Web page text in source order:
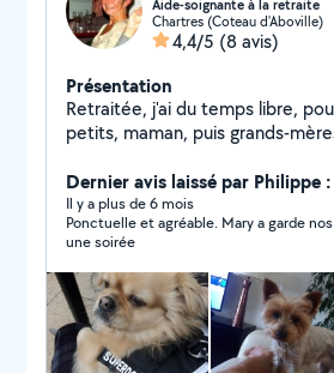
Aide-soignante à la retraite
Chartres (Coteau d'Aboville)
4,4/5 (8 avis)
Présentation
Retraitée, j'ai du temps libre,
petits, maman, puis grands-
Dernier avis laissé par Philippe
Il y a plus de 6 mois
Ponctuelle et agréable. Mary a garde
une soirée